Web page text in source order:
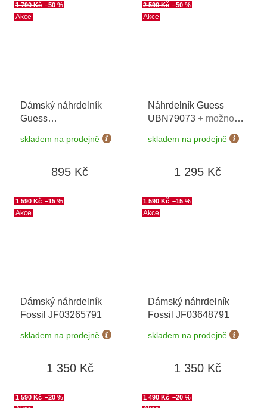
Akce
1 790 Kč –50 %
Dámský náhrdelník
Guess
JUBN03099JWYGT/U
skladem na prodejně
895 Kč
Akce
2 590 Kč –50 %
Náhrdelník Guess
UBN79073 + možnost
skladem na prodejně
1 295 Kč
Akce
1 590 Kč –15 %
Dámský náhrdelník
Fossil JF03265791
skladem na prodejně
1 350 Kč
Akce
1 590 Kč –15 %
Dámský náhrdelník
Fossil JF03648791
skladem na prodejně
1 350 Kč
1 590 Kč –20 % 1 490 Kč –20 %